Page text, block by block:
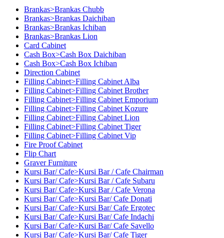
Brankas>Brankas Chubb
Brankas>Brankas Daichiban
Brankas>Brankas Ichiban
Brankas>Brankas Lion
Card Cabinet
Cash Box>Cash Box Daichiban
Cash Box>Cash Box Ichiban
Direction Cabinet
Filling Cabinet>Filling Cabinet Alba
Filling Cabinet>Filling Cabinet Brother
Filling Cabinet>Filling Cabinet Emporium
Filling Cabinet>Filling Cabinet Kozure
Filling Cabinet>Filling Cabinet Lion
Filling Cabinet>Filling Cabinet Tiger
Filling Cabinet>Filling Cabinet Vip
Fire Proof Cabinet
Flip Chart
Graver Furniture
Kursi Bar/ Cafe>Kursi Bar / Cafe Chairman
Kursi Bar/ Cafe>Kursi Bar / Cafe Subaru
Kursi Bar/ Cafe>Kursi Bar / Cafe Verona
Kursi Bar/ Cafe>Kursi Bar/ Cafe Donati
Kursi Bar/ Cafe>Kursi Bar/ Cafe Ergotec
Kursi Bar/ Cafe>Kursi Bar/ Cafe Indachi
Kursi Bar/ Cafe>Kursi Bar/ Cafe Savello
Kursi Bar/ Cafe>Kursi Bar/ Cafe Tiger